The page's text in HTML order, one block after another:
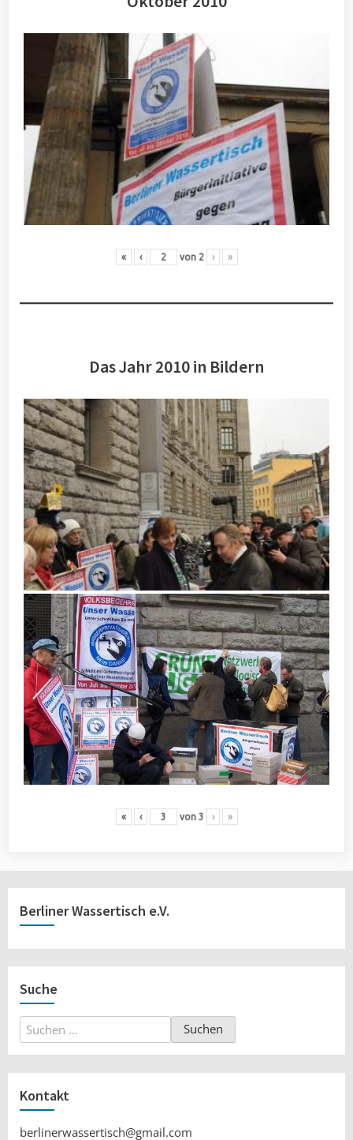
« ‹ von 2 › »
Das Jahr 2010 in Bildern
« ‹ von 3 › »
Berliner Wassertisch e.V.
Suche
Suchen
nach:
Kontakt
berlinerwassertisch@gmail.com